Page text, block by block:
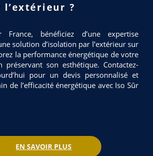
l’extérieur ?
bénéficiez d’une expertise
solution d’isolation par l’extérieur sur
la performance énergétique de votre
préservant son esthétique. Contactez-
pour un devis personnalisé et
de l’efficacité énergétique avec Iso Sûr
EN SAVOIR PLUS